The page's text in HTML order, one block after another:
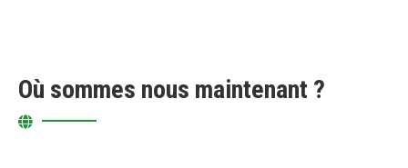
Où sommes nous maintenant ?